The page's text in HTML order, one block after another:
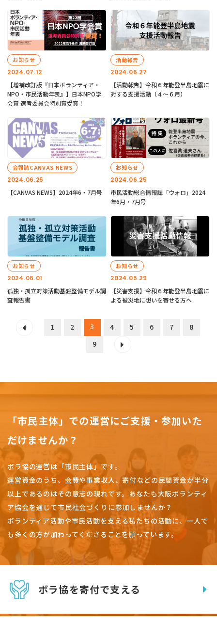
2024.07.12
お知らせ
【増補改訂版『日本ボランティア・
NPO・市民活動年表』】日本NPO学
会賞 選考委員会特別賞受賞！
2024.06.27
活動報告
【活動報告】令和６年能登半島地震に
対する支援活動（４〜６月）
2024.06.25
会報誌CANVAS NEWS
【CANVAS NEWS】2024年6・7月号
2024.06.25
お知らせ
市民活動総合情報誌「ウォロ」2024
年6月・7月号
2024.06.01
お知らせ
孤独・孤立対策活動基盤整備モデル調
査報告書
2024.05.29
お知らせ
【災害支援】令和６年能登半島地震に
よる被災地に想いを寄せる方へ
1 2 3 4 5 6 7
8
9
「市民主体」での運営にご支援・参加いた
だけませんか？
ボラ協の運営は「市民主体」です。
運営資金のうち、会費や事業収入、寄付などの民間資金が半分
以上であるのはその意志の現れです。 あなたも大阪ボランティ
ア協会を通じて市民社会づくりに参加しませんか？
ボランティア活動や市民活動を支える私たちの活動に、一人で
も多くの方が加わってくださることを願っています。
ボラ協を寄付で支える